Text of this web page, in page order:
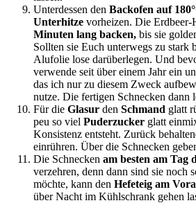
Unterdessen den Backofen auf
Unterhitze vorheizen. Die Erdbeer-
Minuten lang backen, bis sie
Sollten sie Euch unterwegs zu stark
Alufolie lose darüberlegen. Und
verwende seit über einem Jahr ein
das ich nur zu diesem Zweck
nutze. Die fertigen Schnecken dann
Für die Glasur den Schmand glatt
peu so viel Puderzucker glatt
Konsistenz entsteht. Zurück
einrühren. Über die Schnecken
Die Schnecken am besten am Tag
verzehren, denn dann sind sie noch
möchte, kann den Hefeteig am
über Nacht im Kühlschrank gehen